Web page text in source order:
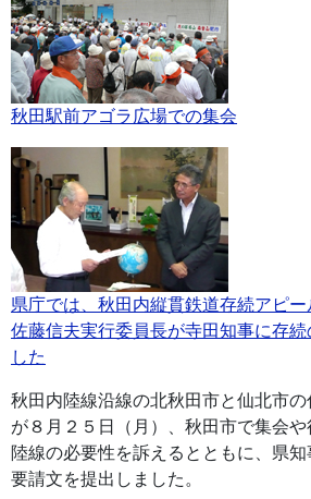
秋田駅前アゴラ広場での集会
県庁では、秋田内縦貫鉄道存続アピ
佐藤信夫実行委員長が寺田知事に存続
した
秋田内陸線沿線の北秋田市と仙北市
が８月２５日（月）、秋田市で集会
陸線の必要性を訴えるとともに、県
要請文を提出しました。